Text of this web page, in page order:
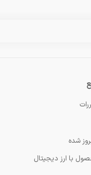
شده
با ارز دیجیتال